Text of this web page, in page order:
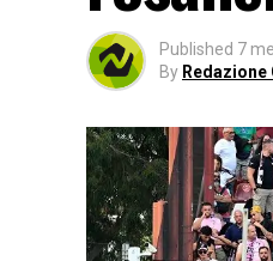
Published 7
By